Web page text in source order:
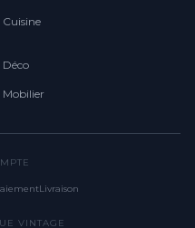
Cuisine
Déco
Mobilier
Livraison
VINTAGE